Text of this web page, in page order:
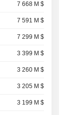
7 668 M $
7 591 M $
7 299 M $
3 399 M $
3 260 M $
3 205 M $
3 199 M $